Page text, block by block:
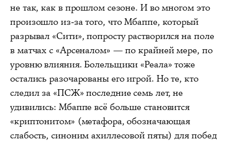
не так, как в прошлом сезоне. И во многом это
произошло из-за того, что Мбаппе, который
разрывал «Сити», попросту растворился на поле
в матчах с «Арсеналом» — по крайней мере, по
уровню влияния. Болельщики «Реала» тоже
остались разочарованы его игрой. Но те, кто
следил за «ПСЖ» последние семь лет, не
удивились: Мбаппе всё больше становится
«криптонитом» (метафора, обозначающая
слабость, синоним ахиллесовой пяты) для побед